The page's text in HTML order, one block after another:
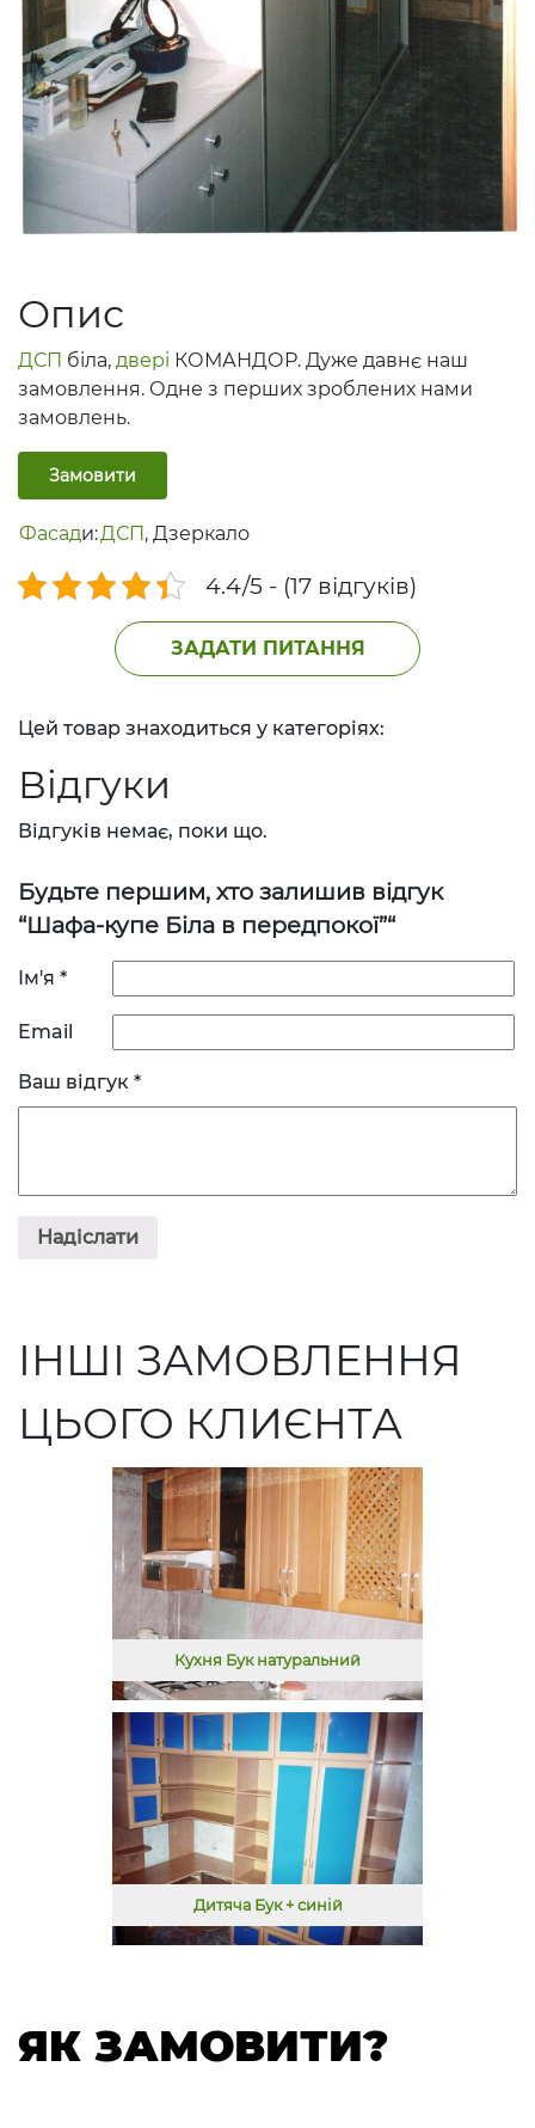
Опис
ДСП біла, двері КОМАНДОР. Дуже давнє наш
замовлення. Одне з перших зроблених нами
замовлень.
Замовити
Фасади:ДСП, Дзеркало
4.4/5 - (17 відгуків)
ЗАДАТИ ПИТАННЯ
Цей товар знаходиться у категоріях:
Відгуки
Відгуків немає, поки що.
Будьте першим, хто залишив відгук
“Шафа-купе Біла в передпокої”“
Ім'я *
Email
Ваш відгук *
ІНШІ ЗАМОВЛЕННЯ
ЦЬОГО КЛИЄНТА
Кухня Бук натуральний
Дитяча Бук + синій
ЯК ЗАМОВИТИ?